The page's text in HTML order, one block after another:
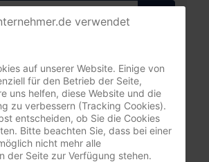
Anmelden
vergessen?
verwendet
auf unserer Website. Einige von
für den Betrieb der Seite,
uns helfen, diese Website und die
zu verbessern (Tracking Cookies).
entscheiden, ob Sie die Cookies
Bitte beachten Sie, dass bei einer
nicht mehr alle
der Seite zur Verfügung stehen.